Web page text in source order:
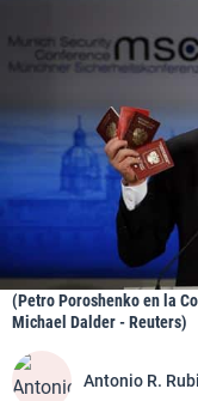
(Petro Poroshenko en la
Michael Dalder - Reuters)
Antonio R.